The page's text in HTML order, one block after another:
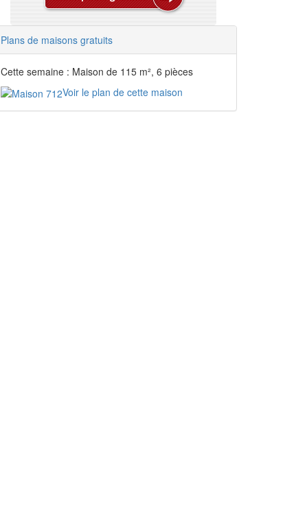
Plans de maisons gratuits
Cette semaine : Maison de 115 m², 6 pièces
Voir le plan de cette maison